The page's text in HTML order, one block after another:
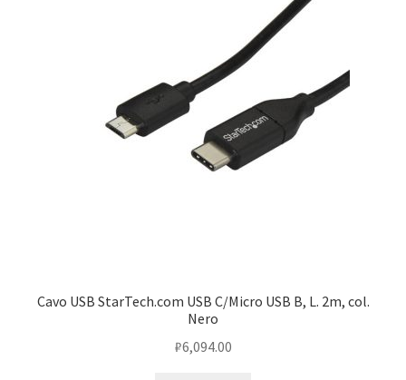
Cavo USB StarTech.com USB C/Micro USB B, L. 2m, col.
Nero
₽6,094.00